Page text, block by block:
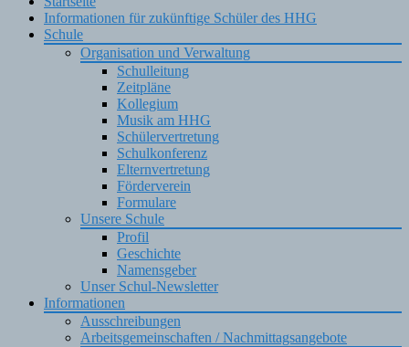
content
Informationen für zukünftige Schüler des HHG
Schule
Organisation und Verwaltung
Schulleitung
Zeitpläne
Kollegium
Musik am HHG
Schülervertretung
Schulkonferenz
Elternvertretung
Förderverein
Formulare
Unsere Schule
Profil
Geschichte
Namensgeber
Unser Schul-Newsletter
Informationen
Ausschreibungen
Arbeitsgemeinschaften / Nachmittagsangebote